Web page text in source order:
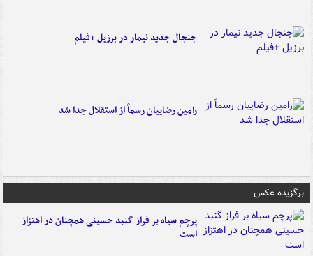
جنجال جدید نیمار در برزیل +فیلم
رامین رضاییان رسماً از استقلال جدا شد
برگزیده عکس
پرچم سیاه بر فراز گنبد حسینی همچنان در اهتزاز
است